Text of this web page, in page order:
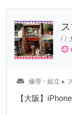
/ /
sentiment_satisfied
weekend 修理・組立 ▸
【大阪】